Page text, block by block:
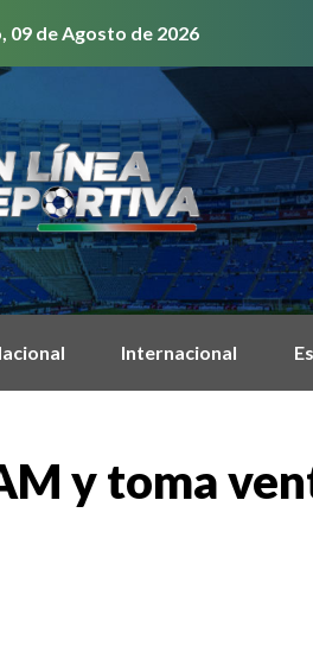
09 de Agosto de 2026
Internacional
y toma